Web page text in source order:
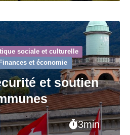
3min
sociale et culturelle
Finances et économie
et soutien